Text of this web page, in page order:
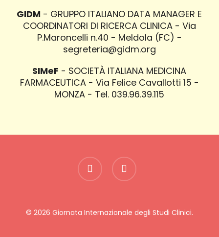
GIDM - GRUPPO ITALIANO DATA MANAGER E
COORDINATORI DI RICERCA CLINICA - Via
P.Maroncelli n.40 - Meldola (FC) -
segreteria@gidm.org
SIMeF - SOCIETÀ ITALIANA MEDICINA
FARMACEUTICA - Via Felice Cavallotti 15 -
MONZA - Tel. 039.96.39.115
youtube instagram
© 2026 Giornata Internazionale degli Studi Clinici.